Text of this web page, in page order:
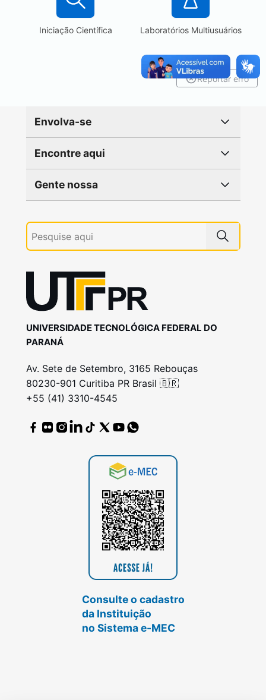
Iniciação Científica Laboratórios Multiusuários
Reportar erro
Envolva-se
Encontre aqui
Gente nossa
UNIVERSIDADE TECNOLÓGICA FEDERAL DO
PARANÁ
Av. Sete de Setembro, 3165 Rebouças
80230-901 Curitiba PR Brasil 🇧🇷
+55 (41) 3310-4545
Consulte o cadastro
da Instituição
no Sistema e-MEC